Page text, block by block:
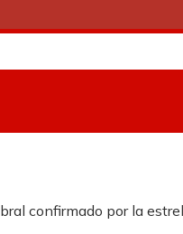
confirmado por la